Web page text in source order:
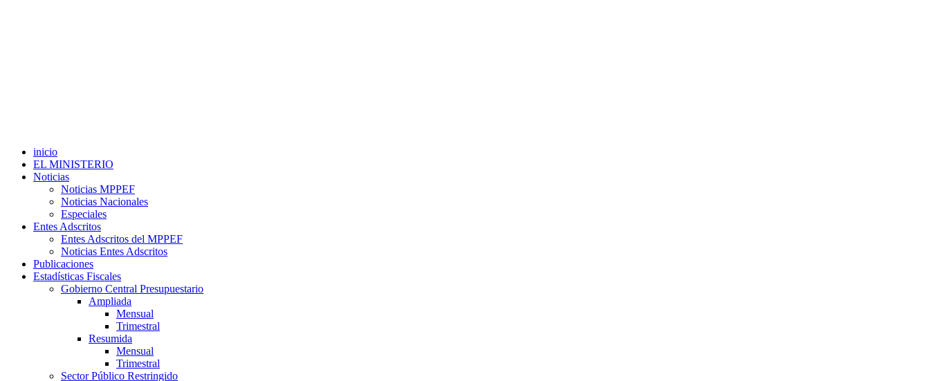
inicio
EL MINISTERIO
Noticias
Noticias MPPEF
Noticias Nacionales
Especiales
Entes Adscritos
Entes Adscritos del MPPEF
Noticias Entes Adscritos
Publicaciones
Estadísticas Fiscales
Gobierno Central Presupuestario
Ampliada
Mensual
Trimestral
Resumida
Mensual
Trimestral
Sector Público Restringido